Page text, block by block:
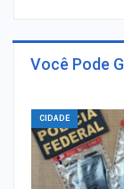
Você Pode
CIDADE